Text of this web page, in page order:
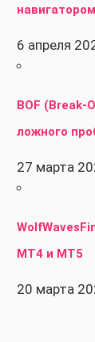
6 апреля
BOF (Break-
ложного
27 марта
MT4 и MT5
20 марта